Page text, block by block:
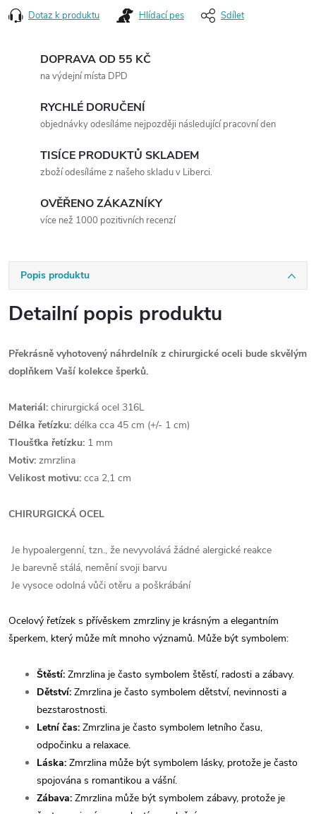
Dotaz k produktu Hlídací pes Sdílet
DOPRAVA OD 55 KČ
na výdejní místa DPD
RYCHLÉ DORUČENÍ
objednávky odesíláme nejpozději následující pracovní den
TISÍCE PRODUKTŮ SKLADEM
zboží odesíláme z našeho skladu v Liberci.
OVĚŘENO ZÁKAZNÍKY
více než 1000 pozitivních recenzí
Popis produktu
Detailní popis produktu
Překrásně vyhotovený náhrdelník z chirurgické oceli bude skvělým
doplňkem Vaší kolekce šperků.
Materiál: chirurgická ocel 316L
Délka řetízku: délka cca 45 cm (+/- 1 cm)
Tloušťka řetízku: 1 mm
Motiv: zmrzlina
Velikost motivu: cca 2,1 cm
CHIRURGICKÁ OCEL
Je hypoalergenní, tzn., že nevyvolává žádné alergické reakce
Je barevně stálá, nemění svoji barvu
Je vysoce odolná vůči otěru a poškrábání
Ocelový řetízek s přívěskem zmrzliny je krásným a elegantním
šperkem, který může mít mnoho významů. Může být symbolem:
Štěstí: Zmrzlina je často symbolem štěstí, radosti a zábavy.
Dětství: Zmrzlina je často symbolem dětství, nevinnosti a
bezstarostnosti.
Letní čas: Zmrzlina je často symbolem letního času,
odpočinku a relaxace.
Láska: Zmrzlina může být symbolem lásky, protože je často
spojována s romantikou a vášní.
Zábava: Zmrzlina může být symbolem zábavy, protože je